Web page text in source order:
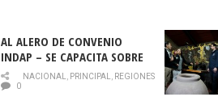
AL ALERO DE CONVENIO
INDAP – SE CAPACITA SOBRE
PLAGA DROSOPHILA SUZUKII
NACIONAL, PRINCIPAL, REGIONES
0